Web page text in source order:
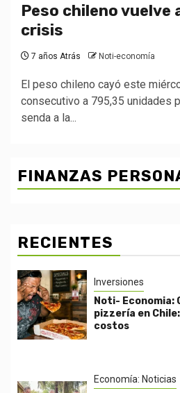
Peso chileno vuelve
crisis
7 años Atrás Noti-economía
El peso chileno cayó este
consecutivo a 795,35 unidades
senda a la...
FINANZAS
RECIENTES
Inversiones
Noti- Economia:
pizzería en
costos
Economía: Noticias